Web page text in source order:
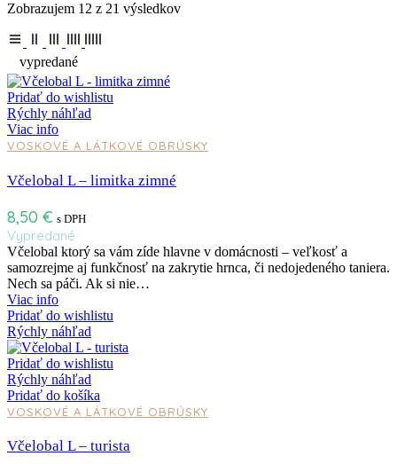
Zobrazujem 12 z 21 výsledkov
vypredané
Pridať do wishlistu
Rýchly náhľad
Viac info
VOSKOVÉ A LÁTKOVÉ OBRÚSKY
Včelobal L – limitka zimné
8,50 € s DPH
Vypredané
Včelobal ktorý sa vám zíde hlavne v domácnosti – veľkosť a
samozrejme aj funkčnosť na zakrytie hrnca, či nedojedeného taniera.
Nech sa páči. Ak si nie…
Viac info
Pridať do wishlistu
Rýchly náhľad
Pridať do wishlistu
Rýchly náhľad
Pridať do košíka
VOSKOVÉ A LÁTKOVÉ OBRÚSKY
Včelobal L – turista